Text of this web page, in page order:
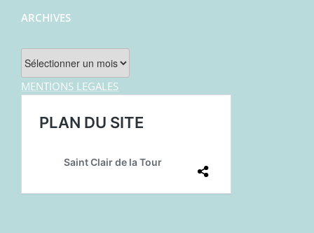
ARCHIVES
Archives
MENTIONS LEGALES